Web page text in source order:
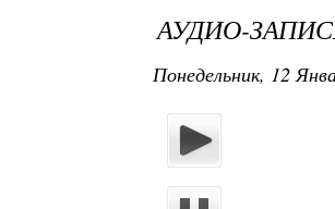
АУДИО-
Понедельник, 12